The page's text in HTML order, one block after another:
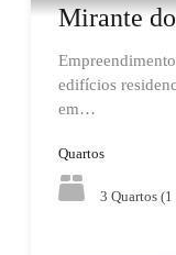
Mirante
edifícios
em…
Quartos
3 Quartos